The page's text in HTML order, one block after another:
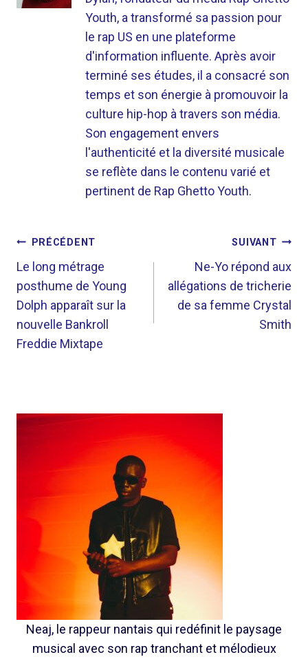
Youth, a transformé sa passion pour
le rap US en une plateforme
d'information influente. Après avoir
terminé ses études, il a consacré son
temps et son énergie à promouvoir la
culture hip-hop à travers son média.
Son engagement envers
l'authenticité et la diversité musicale
se reflète dans le contenu varié et
pertinent de Rap Ghetto Youth.
NAVIGATION
DE
L’ARTICLE
PRÉCÉDENT
Le long métrage
posthume de Young
Dolph apparaît sur la
nouvelle Bankroll
Freddie Mixtape
SUIVANT
Ne-Yo répond aux
allégations de tricherie
de sa femme Crystal
Smith
Neaj, le rappeur nantais qui redéfinit le paysage
musical avec son rap tranchant et mélodieux